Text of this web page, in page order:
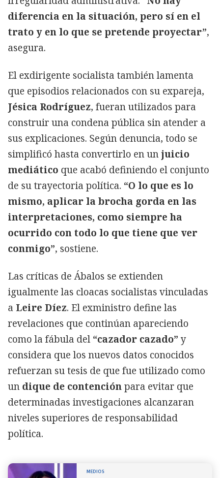
diferencia en la situación, pero sí en el
trato y en lo que se pretende proyectar”,
asegura.
El exdirigente socialista también lamenta
que episodios relacionados con su expareja,
Jésica Rodríguez, fueran utilizados para
construir una condena pública sin atender a
sus explicaciones. Según denuncia, todo se
simplificó hasta convertirlo en unjuicio
mediático que acabó definiendo el conjunto
de su trayectoria política. “O lo que es lo
mismo, aplicar la brocha gorda en las
interpretaciones, como siempre ha
ocurrido con todo lo que tiene que ver
conmigo”, sostiene.
Las críticas de Ábalos se extienden
igualmente las cloacas socialistas vinculadas
a Leire Díez. El exministro define las
revelaciones que continúan apareciendo
como la fábula del “cazador cazado” y
considera que los nuevos datos conocidos
refuerzan su tesis de que fue utilizado como
un dique de contenciónpara evitar que
determinadas investigaciones alcanzaran
niveles superiores de responsabilidad
política.
MEDIOS